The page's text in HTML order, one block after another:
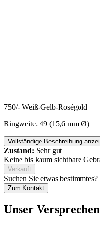
750/- Weiß-Gelb-Roségold
Ringweite: 49 (15,6 mm Ø)
Vollständige Beschreibung
Zustand: Sehr gut
Keine bis kaum sichtbare
Verkauft
Suchen Sie etwas bestimmtes?
Zum Kontakt
Unser Versprechen